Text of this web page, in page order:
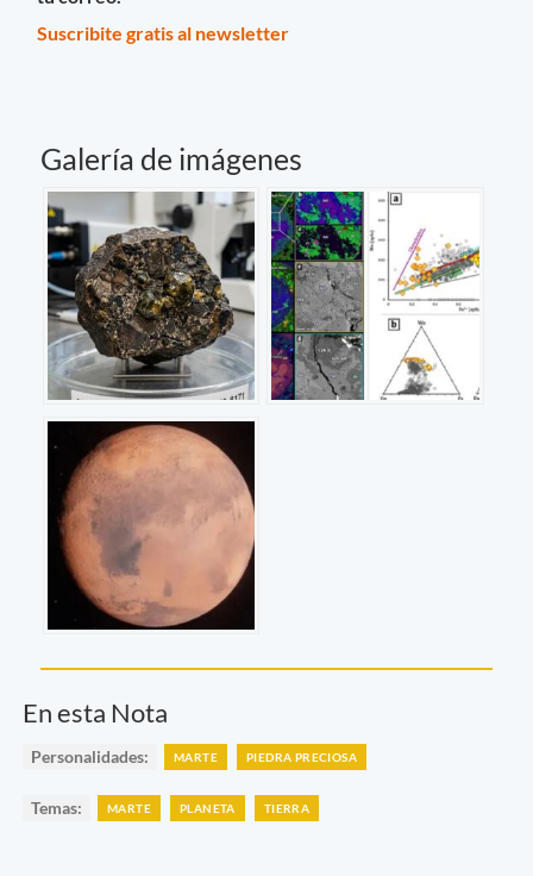
Suscribite gratis al newsletter
Galería de imágenes
En esta Nota
Personalidades: MARTE PIEDRA PRECIOSA
Temas: MARTE PLANETA TIERRA